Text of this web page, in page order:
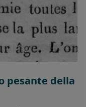
pesante della